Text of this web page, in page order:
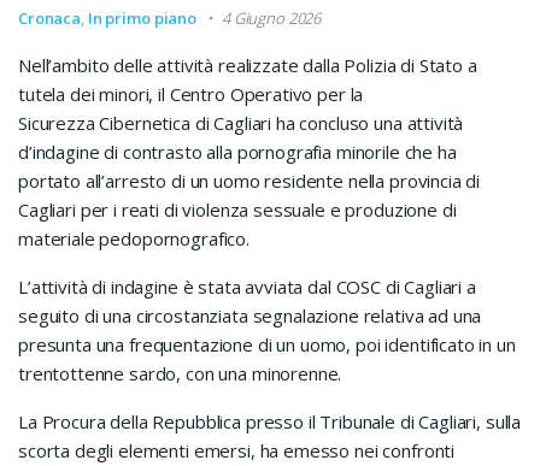
Cronaca, In primo piano 4 Giugno 2026
Nell’ambito delle attività realizzate dalla Polizia di Stato a
tutela dei minori, il Centro Operativo per la
Sicurezza Cibernetica di Cagliari ha concluso una attività
d’indagine di contrasto alla pornografia minorile che ha
portato all’arresto di un uomo residente nella provincia di
Cagliari per i reati di violenza sessuale e produzione di
materiale pedopornografico.
L’attività di indagine è stata avviata dal COSC di Cagliari a
seguito di una circostanziata segnalazione relativa ad una
presunta una frequentazione di un uomo, poi identificato in un
trentottenne sardo, con una minorenne.
La Procura della Repubblica presso il Tribunale di Cagliari, sulla
scorta degli elementi emersi, ha emesso nei confronti